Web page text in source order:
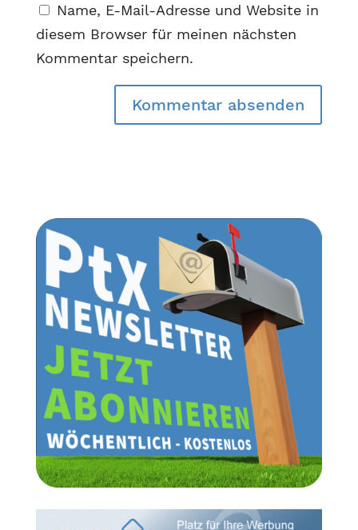
Name, E-Mail-Adresse und Website in
diesem Browser für meinen nächsten
Kommentar speichern.